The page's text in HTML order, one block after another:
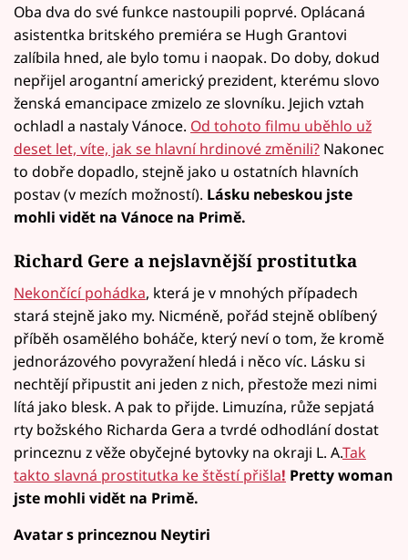
Oba dva do své funkce nastoupili poprvé. Oplácaná
asistentka britského premiéra se Hugh Grantovi
zalíbila hned, ale bylo tomu i naopak. Do doby, dokud
nepřijel arogantní americký prezident, kterému slovo
ženská emancipace zmizelo ze slovníku. Jejich vztah
ochladl a nastaly Vánoce. Od tohoto filmu uběhlo už
deset let, víte, jak se hlavní hrdinové změnili? Nakonec
to dobře dopadlo, stejně jako u ostatních hlavních
postav (v mezích možností). Lásku nebeskou jste
mohli vidět na Vánoce na Primě.
Richard Gere a nejslavnější prostitutka
Nekončící pohádka, která je v mnohých případech
stará stejně jako my. Nicméně, pořád stejně oblíbený
příběh osamělého boháče, který neví o tom, že kromě
jednorázového povyražení hledá i něco víc. Lásku si
nechtějí připustit ani jeden z nich, přestože mezi nimi
lítá jako blesk. A pak to přijde. Limuzína, růže sepjatá
rty božského Richarda Gera a tvrdé odhodlání dostat
princeznu z věže obyčejné bytovky na okraji L. A.Tak
takto slavná prostitutka ke štěstí přišla! Pretty woman
jste mohli vidět na Primě.
Avatar s princeznou Neytiri